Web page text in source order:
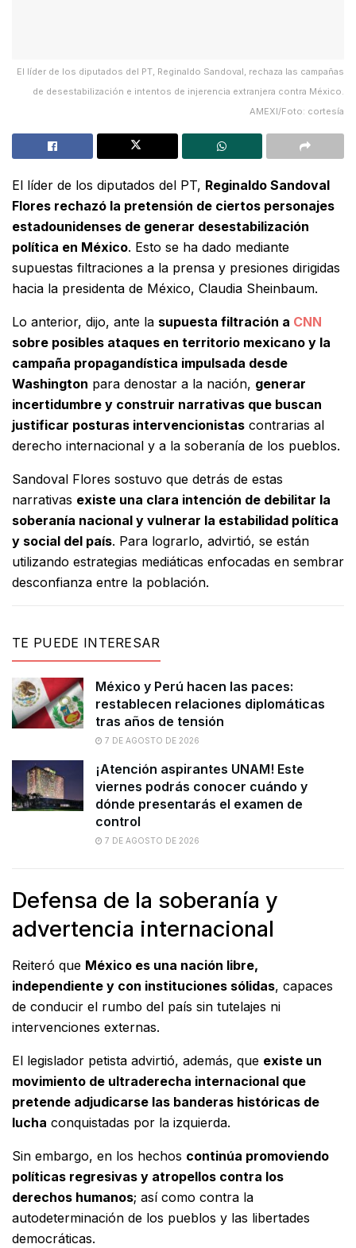
El líder de los diputados del PT, Reginaldo Sandoval, rechaza las campañas
de desestabilización e intentos de injerencia extranjera contra México.
AMEXI/Foto: cortesía
El líder de los diputados del PT, Reginaldo Sandoval
Flores rechazó la pretensión de ciertos personajes
estadounidenses de generar desestabilización
política en México. Esto se ha dado mediante
supuestas filtraciones a la prensa y presiones dirigidas
hacia la presidenta de México, Claudia Sheinbaum.
Lo anterior, dijo, ante la supuesta filtración a CNN
sobre posibles ataques en territorio mexicano y la
campaña propagandística impulsada desde
Washington para denostar a la nación, generar
incertidumbre y construir narrativas que buscan
justificar posturas intervencionistas contrarias al
derecho internacional y a la soberanía de los pueblos.
Sandoval Flores sostuvo que detrás de estas
narrativas existe una clara intención de debilitar la
soberanía nacional y vulnerar la estabilidad política
y social del país. Para lograrlo, advirtió, se están
utilizando estrategias mediáticas enfocadas en sembrar
desconfianza entre la población.
TE PUEDE INTERESAR
México y Perú hacen las paces:
restablecen relaciones diplomáticas
tras años de tensión
7 DE AGOSTO DE 2026
¡Atención aspirantes UNAM! Este
viernes podrás conocer cuándo y
dónde presentarás el examen de
control
7 DE AGOSTO DE 2026
Defensa de la soberanía y
advertencia internacional
Reiteró que México es una nación libre,
independiente y con instituciones sólidas, capaces
de conducir el rumbo del país sin tutelajes ni
intervenciones externas.
El legislador petista advirtió, además, que existe un
movimiento de ultraderecha internacional que
pretende adjudicarse las banderas históricas de
lucha conquistadas por la izquierda.
Sin embargo, en los hechos continúa promoviendo
políticas regresivas y atropellos contra los
derechos humanos; así como contra la
autodeterminación de los pueblos y las libertades
democráticas.